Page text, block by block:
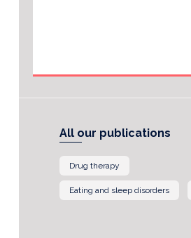
All our publications
Drug therapy
Eating and sleep disorders